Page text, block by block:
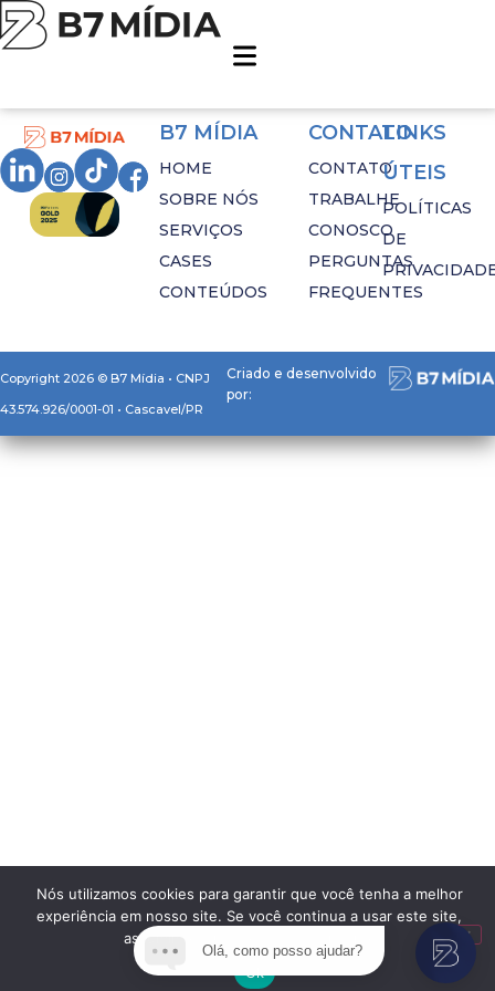
Tag:B7
B7 MÍDIA
HOME
SOBRE NÓS
SERVIÇOS
CASES
CONTEÚDOS
CONTATO
CONTATO
TRABALHE
CONOSCO
PERGUNTAS
FREQUENTES
LINKS
ÚTEIS
POLÍTICAS
DE
Copyright 2026 © B7 Mídia • CNPJ
43.574.926/0001-01 • Cascavel/PR
Criado e desenvolvido
por:
Olá, como posso ajudar?
Nós utilizamos cookies para garantir que você tenha a melhor
experiência em nosso site. Se você continua a usar este site,
assumimos que você está satisfeito.
Ok